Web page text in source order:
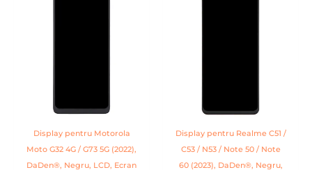
Display pentru Motorola
Moto G32 4G / G73 5G (2022),
DaDen®, Negru, LCD, Ecran
Display pentru Realme C51 /
C53 / N53 / Note 50 / Note
60 (2023), DaDen®, Negru,